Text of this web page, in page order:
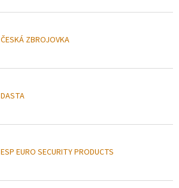
ČESKÁ ZBROJOVKA
DASTA
ESP EURO SECURITY PRODUCTS